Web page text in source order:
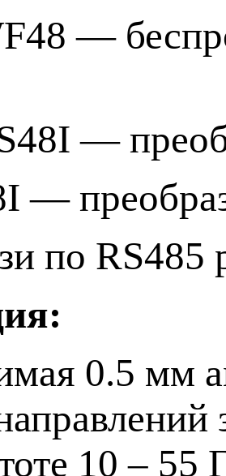
—
—
—
по RS485
0.5 мм
10 – 55